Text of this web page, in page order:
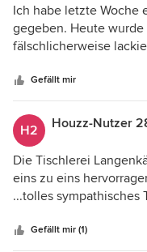
Ich habe letzte Woche
gegeben. Heute wurde
fälschlicherweise
wurde mir spontan der
habe mich darauf
Auftragsbestätigung
ausgeführt und jetzt
Zeitlich werde ich bis
dieses Brett nicht
Fachkompetenz
bin Mega enttäuscht!
Gefällt mir
H2 Houzz-Nutzer
Die Tischlerei
eins zu eins
...tolles sympathisches
Gefällt mir (1)